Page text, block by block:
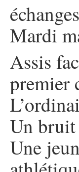
Mardi
Assis
premier
Un
Une